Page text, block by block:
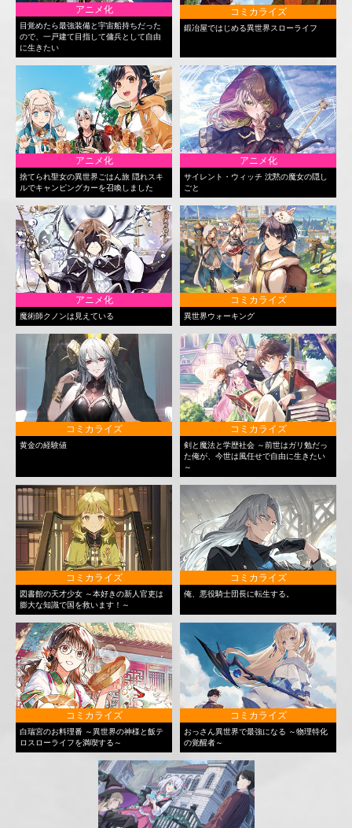
アニメ化
目覚めたら最強装備と宇宙船持ちだった
ので、一戸建て目指して傭兵として自由
に生きたい
コミカライズ
鍛冶屋ではじめる異世界スローライフ
アニメ化
捨てられ聖女の異世界ごはん旅 隠れスキ
ルでキャンピングカーを召喚しました
アニメ化
サイレント・ウィッチ 沈黙の魔女の隠し
ごと
アニメ化
魔術師クノンは見えている
コミカライズ
異世界ウォーキング
コミカライズ
黄金の経験値
コミカライズ
剣と魔法と学歴社会 ～前世はガリ勉だっ
た俺が、今世は風任せで自由に生きたい
～
コミカライズ
図書館の天才少女 ～本好きの新人官吏は
膨大な知識で国を救います！～
コミカライズ
俺、悪役騎士団長に転生する。
コミカライズ
白瑞宮のお料理番 ～異世界の神様と飯テ
ロスローライフを満喫する～
コミカライズ
おっさん異世界で最強になる ～物理特化
の覚醒者～